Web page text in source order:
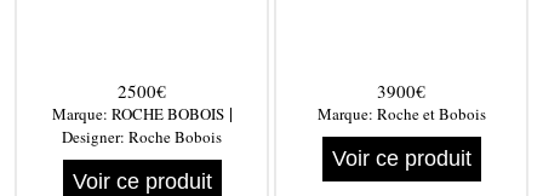
2500€
Marque: ROCHE BOBOIS|
Designer: Roche Bobois
Voir ce produit
3900€
Marque: Roche et Bobois
Voir ce produit